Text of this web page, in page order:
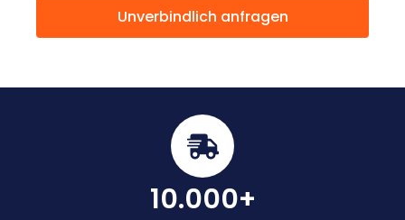
Unverbindlich anfragen
10.000+